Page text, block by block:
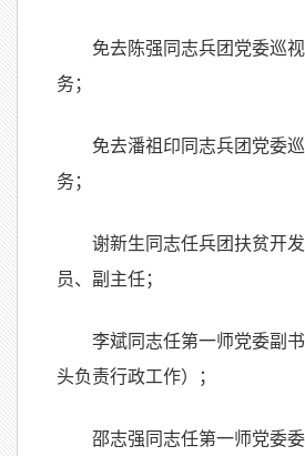
免去陈强同志兵团党委巡
务；
免去潘祖印同志兵团党委
务；
谢新生同志任兵团扶贫开
员、副主任；
李斌同志任第一师党委副
头负责行政工作）；
邵志强同志任第一师党委